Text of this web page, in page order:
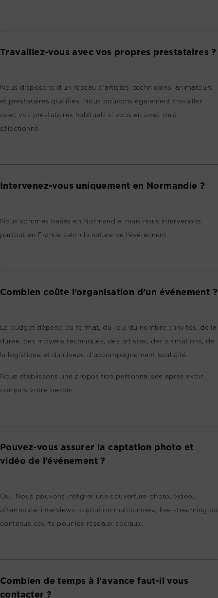
Travaillez-vous avec vos propres prestataires ?
Nous disposons d’un réseau d’artistes, techniciens, animateurs
et prestataires qualifiés. Nous pouvons également travailler
avec vos prestataires habituels si vous en avez déjà
sélectionné.
Intervenez-vous uniquement en Normandie ?
Nous sommes basés en Normandie, mais nous intervenons
partout en France selon la nature de l’événement.
Combien coûte l’organisation d’un événement ?
Le budget dépend du format, du lieu, du nombre d’invités, de la
durée, des moyens techniques, des artistes, des animations, de
la logistique et du niveau d’accompagnement souhaité.
Nous établissons une proposition personnalisée après avoir
compris votre besoin.
Pouvez-vous assurer la captation photo et
vidéo de l’événement ?
Oui. Nous pouvons intégrer une couverture photo, vidéo,
aftermovie, interviews, captation multicaméra, live streaming ou
contenus courts pour les réseaux sociaux.
Combien de temps à l’avance faut-il vous
contacter ?